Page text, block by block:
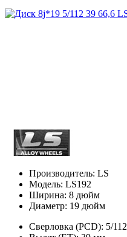
Производитель: LS
Модель: LS192
Ширина: 8 дюйм
Диаметр: 19 дюйм
Сверловка (PCD): 5/112